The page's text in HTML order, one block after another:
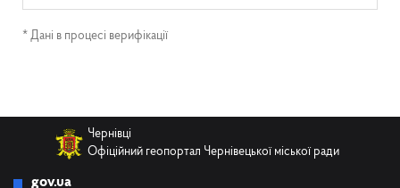
* Дані в процесі верифікації
Чернівці
Офіційний геопортал Чернівецької міської ради
gov.ua